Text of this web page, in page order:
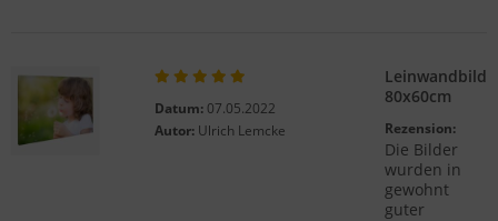
Datum:07.05.2022
Autor:Ulrich Lemcke
Leinwandbild
80x60cm
Rezension:
Die Bilder
wurden in
gewohnt
guter